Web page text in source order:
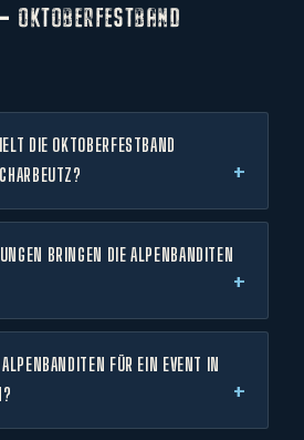
OKTOBERFESTBAND
DIE OKTOBERFESTBAND
BRINGEN DIE ALPENBANDITEN
FÜR EIN EVENT IN